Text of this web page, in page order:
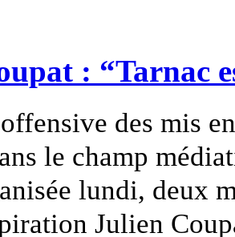
: “Tarnac
des mis
le champ
lundi, deux
Julien